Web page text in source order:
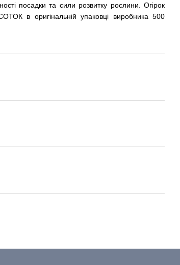
посадки та сили розвитку рослини. Огірок
в оригінальній упаковці виробника 500